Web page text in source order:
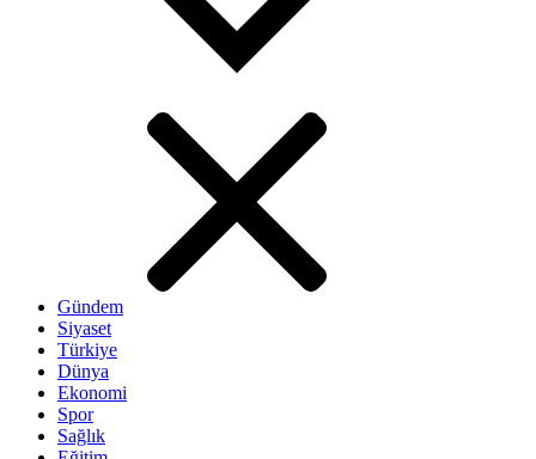
Gündem
Siyaset
Türkiye
Dünya
Ekonomi
Spor
Sağlık